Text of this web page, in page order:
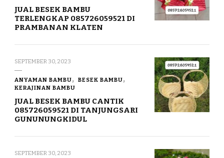
JUAL BESEK BAMBU
TERLENGKAP 085726059521 DI
PRAMBANAN KLATEN
SEPTEMBER 30, 2023
ANYAMAN BAMBU
BESEK BAMBU
KERAJINAN BAMBU
JUAL BESEK BAMBU CANTIK
085726059521 DI TANJUNGSARI
GUNUNUNGKIDUL
SEPTEMBER 30, 2023